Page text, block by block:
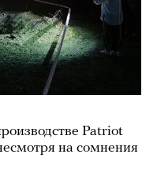
Patriot
на сомнения